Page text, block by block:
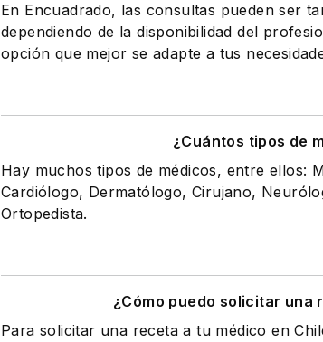
En Encuadrado, las consultas pueden ser
dependiendo de la disponibilidad del
opción que mejor se adapte a tus
¿Cuántos tipos de
Hay muchos tipos de médicos, entre ellos:
Cardiólogo, Dermatólogo, Cirujano,
Ortopedista.
¿Cómo puedo solicitar una
Para solicitar una receta a tu médico en